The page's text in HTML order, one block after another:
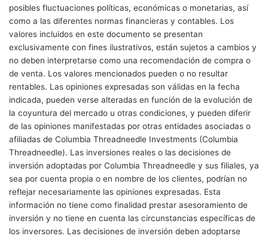
posibles fluctuaciones políticas, económicas o monetarias, así
como a las diferentes normas financieras y contables. Los
valores incluidos en este documento se presentan
exclusivamente con fines ilustrativos, están sujetos a cambios y
no deben interpretarse como una recomendación de compra o
de venta. Los valores mencionados pueden o no resultar
rentables. Las opiniones expresadas son válidas en la fecha
indicada, pueden verse alteradas en función de la evolución de
la coyuntura del mercado u otras condiciones, y pueden diferir
de las opiniones manifestadas por otras entidades asociadas o
afiliadas de Columbia Threadneedle Investments (Columbia
Threadneedle). Las inversiones reales o las decisiones de
inversión adoptadas por Columbia Threadneedle y sus filiales, ya
sea por cuenta propia o en nombre de los clientes, podrían no
reflejar necesariamente las opiniones expresadas. Esta
información no tiene como finalidad prestar asesoramiento de
inversión y no tiene en cuenta las circunstancias específicas de
los inversores. Las decisiones de inversión deben adoptarse